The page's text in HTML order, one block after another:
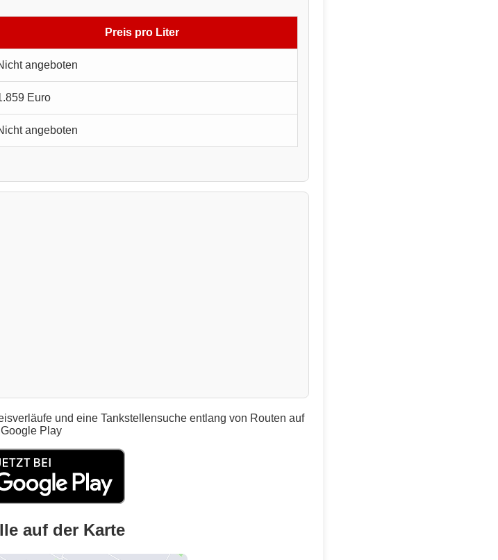
Preis pro Liter
angeboten
Euro
angeboten
und eine Tankstellensuche entlang von Routen auf
Google Play
auf der Karte